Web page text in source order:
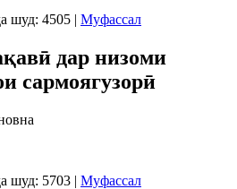
шуд: 4505 | Муфассал
дар низоми
сармоягузорӣ
шуд: 5703 | Муфассал